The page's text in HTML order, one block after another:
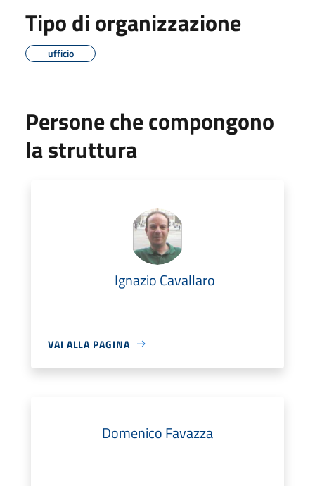
Tipo di organizzazione
ufficio
Persone che compongono
la struttura
Ignazio Cavallaro
VAI ALLA PAGINA
Domenico Favazza